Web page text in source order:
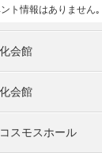
ト情報はありません｡
会館
会館
スモスホール